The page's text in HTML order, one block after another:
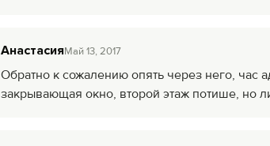
АнастасияМай 13, 2017
Обратно к сожалению опять через него, час
закрывающая окно, второй этаж потише, но